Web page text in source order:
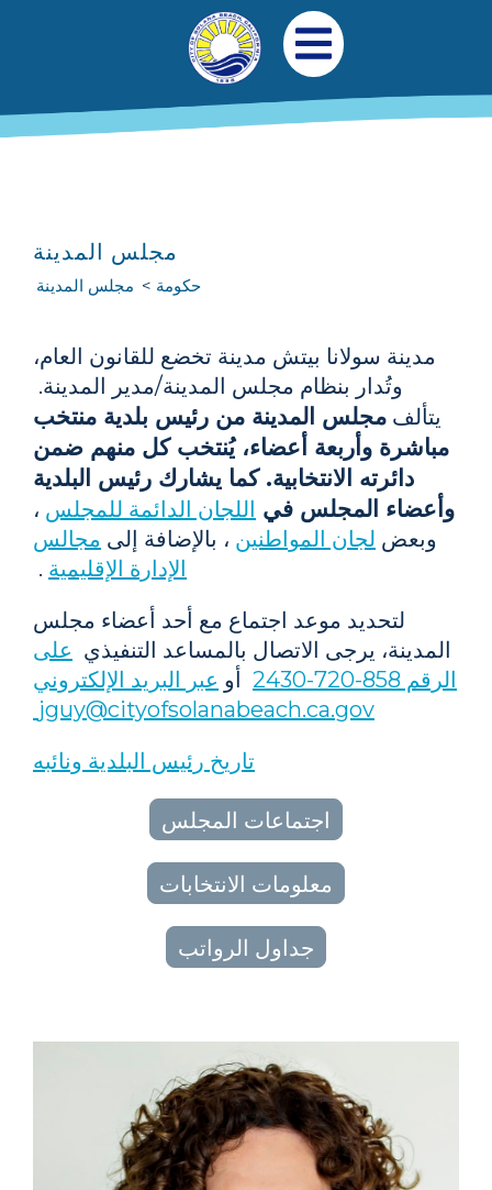
تجاوز إلى المحتوى الرئيسيالتنقل الرئيسي
افتح قائمة الجوال
مجلس المدينة
حكومة مجلس المدينة
مدينة سولانا بيتش مدينة تخضع للقانون العام،
وتُدار بنظام مجلس المدينة/مدير المدينة.
يتألف مجلس المدينة من رئيس بلدية منتخب
مباشرة وأربعة أعضاء، يُنتخب كل منهم ضمن
دائرته الانتخابية. كما يشارك رئيس البلدية
وأعضاء المجلس في اللجان الدائمة للمجلس ،
وبعض لجان المواطنين ، بالإضافة إلى مجالس
الإدارة الإقليمية .
لتحديد موعد اجتماع مع أحد أعضاء مجلس
المدينة، يرجى الاتصال بالمساعد التنفيذي على
الرقم 858-720-2430
أو عبر البريد الإلكتروني
jguy@cityofsolanabeach.ca.gov
تاريخ رئيس البلدية ونائبه
اجتماعات المجلس
معلومات الانتخابات
جداول الرواتب